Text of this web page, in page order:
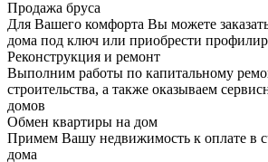
Продажа бруса
Для Вашего комфорта Вы можете
дома под ключ или приобрести
Реконструкция и ремонт
Выполним работы по капитальному
строительства, а также оказываем
домов
Обмен квартиры на дом
Примем Вашу недвижимость к оплате в
дома